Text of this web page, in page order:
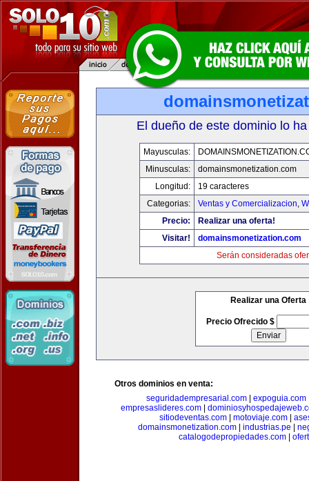
El dueño de este dominio lo
Mayusculas:
Minusculas:
domainsmonetization.com
Longitud:
19 caracteres
Categorias:
Ventas y Comercializacion,
Precio:
Realizar una oferta!
Visitar!
domainsmonetization.com
Serán consideradas
Realizar una Oferta
Precio Ofrecido $
Otros dominios en venta:
seguridadempresarial.com
expoguia.com
empresaslideres.com|
sitiodeventas.com
motoviaje.com
domainsmonetization.com| industrias.pe
catalogodepropiedades.com